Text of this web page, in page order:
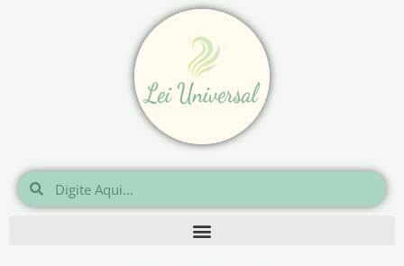
Pesquisar
Pesquisar